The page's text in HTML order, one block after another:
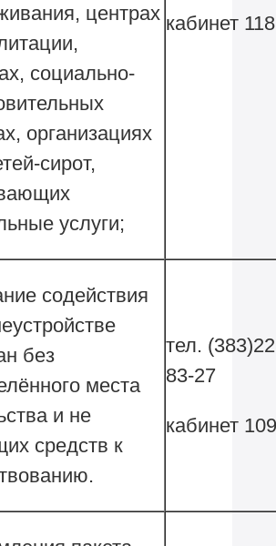
центрах
социально-
организациях
сирот,
услуги;
кабинет
содействия
без
места
и не
средств к
тел.
83-27
кабинет 109